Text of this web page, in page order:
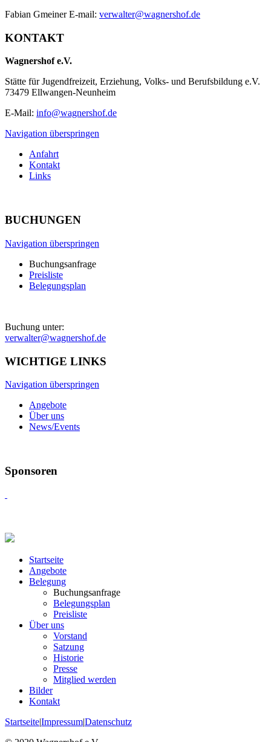
Fabian Gmeiner E-mail: verwalter@wagnershof.de
KONTAKT
Wagnershof e.V.
Stätte für Jugendfreizeit, Erziehung, Volks- und Berufsbildung e.V.
73479 Ellwangen-Neunheim
E-Mail: info@wagnershof.de
Navigation überspringen
Anfahrt
Kontakt
Links
BUCHUNGEN
Navigation überspringen
Buchungsanfrage
Preisliste
Belegungsplan
Buchung unter:
verwalter@wagnershof.de
WICHTIGE LINKS
Navigation überspringen
Angebote
Über uns
News/Events
Sponsoren
Startseite
Angebote
Belegung
Buchungsanfrage
Belegungsplan
Preisliste
Über uns
Vorstand
Satzung
Historie
Presse
Mitglied werden
Bilder
Kontakt
Startseite|Impressum|Datenschutz